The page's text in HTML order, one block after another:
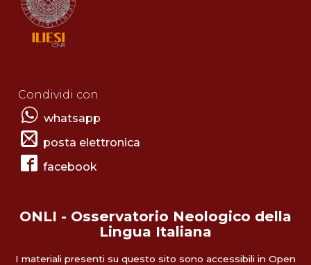
Condividi con
whatsapp
posta elettronica
facebook
ONLI - Osservatorio Neologico della
Lingua Italiana
I materiali presenti su questo sito sono accessibili in Open